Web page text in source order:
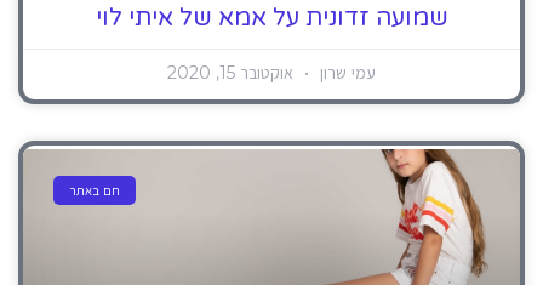
שמועה זדונית על אמא של איתי לוי
עמי שרון אוקטובר 15, 2020
חם באתר